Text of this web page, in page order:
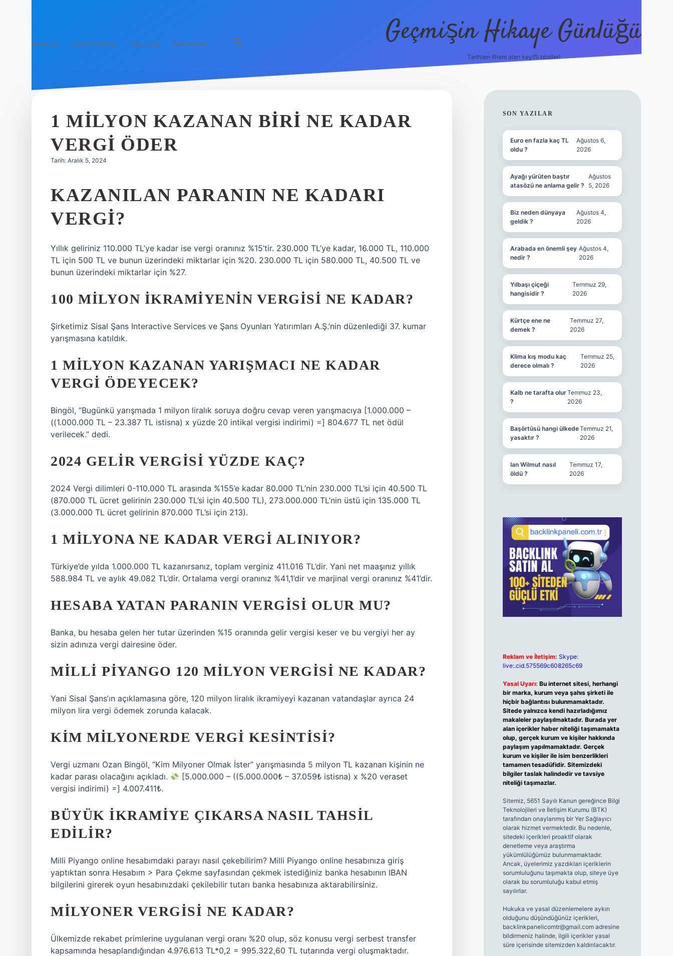
Anasayfa Gizlilik Politikası Yasal Uyarı Hakkımızda Geçmişin Hikaye Günlüğü
Tarihten ilham alan keyifli bilgiler!
1 MILYON KAZANAN BIRI NE KADAR
VERGI ÖDER
Tarih: Aralık 5, 2024
KAZANILAN PARANIN NE KADARI
VERGI?
Yıllık geliriniz 110.000 TL’ye kadar ise vergi oranınız %15’tir. 230.000 TL’ye kadar, 16.000 TL, 110.000
TL için 500 TL ve bunun üzerindeki miktarlar için %20. 230.000 TL için 580.000 TL, 40.500 TL ve
bunun üzerindeki miktarlar için %27.
100 MILYON IKRAMIYENIN VERGISI NE KADAR?
Şirketimiz Sisal Şans Interactive Services ve Şans Oyunları Yatırımları A.Ş.’nin düzenlediği 37. kumar
yarışmasına katıldık.
1 MILYON KAZANAN YARIŞMACI NE KADAR
VERGI ÖDEYECEK?
Bingöl, “Bugünkü yarışmada 1 milyon liralık soruya doğru cevap veren yarışmacıya [1.000.000 –
((1.000.000 TL – 23.387 TL istisna) x yüzde 20 intikal vergisi indirimi) =] 804.677 TL net ödül
verilecek.” dedi.
2024 GELIR VERGISI YÜZDE KAÇ?
2024 Vergi dilimleri 0-110.000 TL arasında %155’e kadar 80.000 TL’nin 230.000 TL’si için 40.500 TL
(870.000 TL ücret gelirinin 230.000 TL’si için 40.500 TL), 273.000.000 TL’nin üstü için 135.000 TL
(3.000.000 TL ücret gelirinin 870.000 TL’si için 213).
1 MILYONA NE KADAR VERGI ALINIYOR?
Türkiye’de yılda 1.000.000 TL kazanırsanız, toplam verginiz 411.016 TL’dir. Yani net maaşınız yıllık
588.984 TL ve aylık 49.082 TL’dir. Ortalama vergi oranınız %41,1’dir ve marjinal vergi oranınız %41’dir.
HESABA YATAN PARANIN VERGISI OLUR MU?
Banka, bu hesaba gelen her tutar üzerinden %15 oranında gelir vergisi keser ve bu vergiyi her ay
sizin adınıza vergi dairesine öder.
MILLI PIYANGO 120 MILYON VERGISI NE KADAR?
Yani Sisal Şans’ın açıklamasına göre, 120 milyon liralık ikramiyeyi kazanan vatandaşlar ayrıca 24
milyon lira vergi ödemek zorunda kalacak.
KIM MILYONERDE VERGI KESINTISI?
Vergi uzmanı Ozan Bingöl, “Kim Milyoner Olmak İster” yarışmasında 5 milyon TL kazanan kişinin ne
kadar parası olacağını açıkladı.
[5.000.000 – ((5.000.000₺ – 37.059₺ istisna) x %20 veraset
vergisi indirimi) =] 4.007.411₺.
BÜYÜK IKRAMIYE ÇIKARSA NASIL TAHSIL
EDILIR?
Milli Piyango online hesabımdaki parayı nasıl çekebilirim? Milli Piyango online hesabınıza giriş
yaptıktan sonra Hesabım > Para Çekme sayfasından çekmek istediğiniz banka hesabının IBAN
bilgilerini girerek oyun hesabınızdaki çekilebilir tutarı banka hesabınıza aktarabilirsiniz.
MILYONER VERGISI NE KADAR?
Ülkemizde rekabet primlerine uygulanan vergi oranı %20 olup, söz konusu vergi serbest transfer
kapsamında hesaplandığından 4.976.613 TL*0,2 = 995.322,60 TL tutarında vergi oluşmaktadır.
SIDEBAR
SON YAZILAR
Euro en fazla kaç TL
oldu ?
Ağustos 6,
2026
Ayağı yürüten baştır
atasözü ne anlama gelir ?
Ağustos
5, 2026
Biz neden dünyaya
geldik ?
Ağustos 4,
2026
Arabada en önemli şey
nedir ?
Ağustos 4,
2026
Yılbaşı çiçeği
hangisidir ?
Temmuz 29,
2026
Kürtçe ene ne
demek ?
Temmuz 27,
2026
Klima kış modu kaç
derece olmalı ?
Temmuz 25,
2026
Kalb ne tarafta olur
?
Temmuz 23,
2026
Başörtüsü hangi ülkede
yasaktır ?
Temmuz 21,
2026
Ian Wilmut nasıl
öldü ?
Temmuz 17,
2026
Reklam ve İletişim: Skype:
live:.cid.575569c608265c69
Yasal Uyarı: Bu internet sitesi, herhangi
bir marka, kurum veya şahıs şirketi ile
hiçbir bağlantısı bulunmamaktadır.
Sitede yalnızca kendi hazırladığımız
makaleler paylaşılmaktadır. Burada yer
alan içerikler haber niteliği taşımamakta
olup, gerçek kurum ve kişiler hakkında
paylaşım yapılmamaktadır. Gerçek
kurum ve kişiler ile isim benzerlikleri
tamamen tesadüfidir. Sitemizdeki
bilgiler taslak halindedir ve tavsiye
niteliği taşımazlar.
Sitemiz, 5651 Sayılı Kanun gereğince Bilgi
Teknolojileri ve İletişim Kurumu (BTK)
tarafından onaylanmış bir Yer Sağlayıcı
olarak hizmet vermektedir. Bu nedenle,
sitedeki içerikleri proaktif olarak
denetleme veya araştırma
yükümlülüğümüz bulunmamaktadır.
Ancak, üyelerimiz yazdıkları içeriklerin
sorumluluğunu taşımakta olup, siteye üye
olarak bu sorumluluğu kabul etmiş
sayılırlar.
Hukuka ve yasal düzenlemelere aykırı
olduğunu düşündüğünüz içerikleri,
backlinkpanelicomtr@gmail.comadresine
bildirmeniz halinde, ilgili içerikler yasal
süre içerisinde sitemizden kaldırılacaktır.
betbox giriş